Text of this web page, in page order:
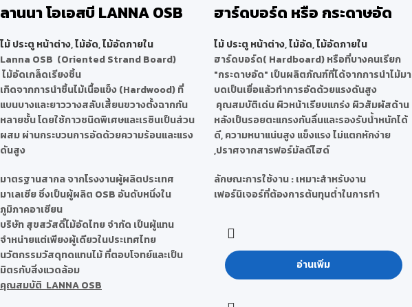
ลานนา โอเอสบี LANNA OSB
ไม้ ประตู หน้าต่าง,ไม้อัด,ไม้อัดภายใน
Lanna OSB (Oriented Strand Board)
ไม้อัดเกล็ดเรียงชิ้น
เกิดจากการนำชิ้นไม้เนื้อแข็ง (Hardwood) ที่
แบนบางและยาววางสลับเสี้ยนขวางตั้งฉากกัน
หลายชั้น โดยใช้กาวชนิดพิเศษและเรซินเป็นส่วน
ผสม ผ่านกระบวนการอัดด้วยความร้อนและแรง
ดันสูง
มาตรฐานสากล จากโรงงานผู้ผลิตประเทศ
มาเลเซีย ซึ่งเป็นผู้ผลิต OSB อันดับหนึ่งใน
ภูมิภาคอาเซียน
บริษัท สุขสวัสดิ์ไม้อัดไทย จำกัด เป็นผู้แทน
จำหน่ายแต่เพียงผู้เดียวในประเทศไทย
นวัตกรรมวัสดุทดแทนไม้ ที่ตอบโจทย์และเป็น
มิตรกับสิ่งแวดล้อม
คุณสมบัติ LANNA OSB
ฮาร์ดบอร์ด หรือ กระดาษอัด
ไม้ ประตู หน้าต่าง,ไม้อัด,ไม้อัดภายใน
ฮาร์ดบอร์ด( Hardboard)หรือที่บางคนเรียก
"กระดาษอัด" เป็นผลิตภัณฑ์ที่ได้จากการนำไม้มา
บดเป็นเยื่อแล้วทำการอัดด้วยแรงดันสูง
คุณสมบัติเด่น ผิวหน้าเรียบแกร่ง ผิวสัมผัสด้าน
หลังเป็นรอยตะแกรงกันลื่นและรองรับน้ำหนักได้
ดี, ความหนาแน่นสูง แข็งแรง ไม่แตกหักง่าย
,ปราศจากสารฟอร์มัลดีไฮด์
ลักษณะการใช้งาน : เหมาะสำหรับงาน
เฟอร์นิเจอร์ที่ต้องการต้นทุนต่ำในการทำ
อ่านเพิ่ม